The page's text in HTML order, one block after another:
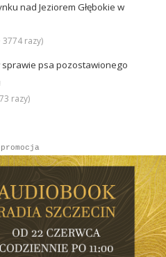
nad Jeziorem Głębokie w
razy)
psa pozostawionego
razy)